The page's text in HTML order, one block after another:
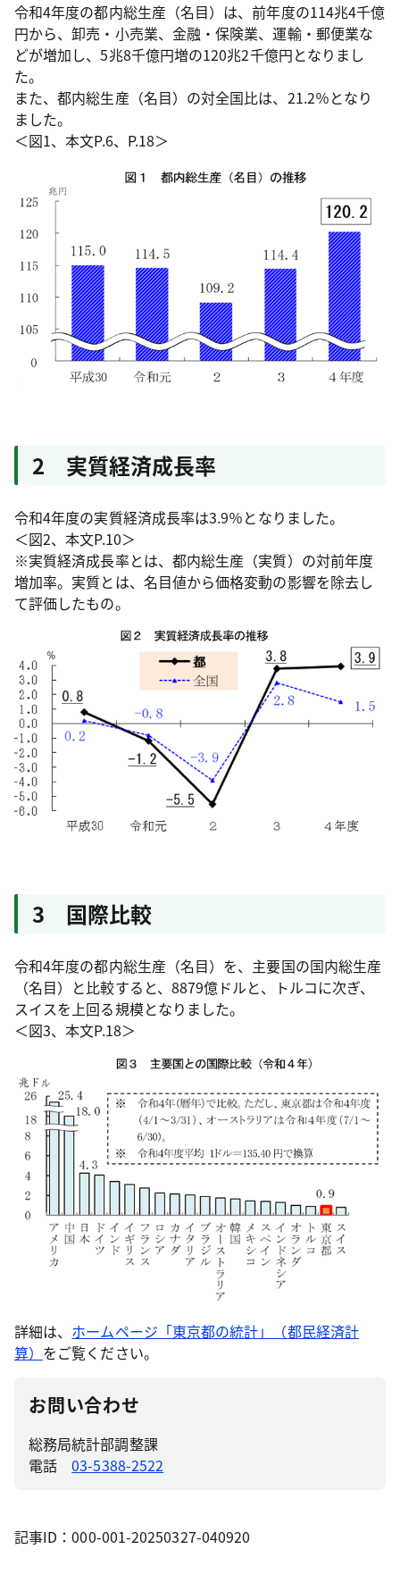
令和4年度の都内総生産（名目）は、前年度の114兆4千億
円から、卸売・小売業、金融・保険業、運輸・郵便業な
どが増加し、5兆8千億円増の120兆2千億円となりまし
た。
また、都内総生産（名目）の対全国比は、21.2％となり
ました。
＜図1、本文P.6、P.18＞
2 実質経済成長率
令和4年度の実質経済成長率は3.9％となりました。
＜図2、本文P.10＞
※実質経済成長率とは、都内総生産（実質）の対前年度
増加率。実質とは、名目値から価格変動の影響を除去し
て評価したもの。
3 国際比較
令和4年度の都内総生産（名目）を、主要国の国内総生産
（名目）と比較すると、8879億ドルと、トルコに次ぎ、
スイスを上回る規模となりました。
＜図3、本文P.18＞
詳細は、 ホームページ「東京都の統計」（都民経済計
算） をご覧ください。
お問い合わせ
総務局統計部調整課
電話03-5388-2522
記事ID：000-001-20250327-040920